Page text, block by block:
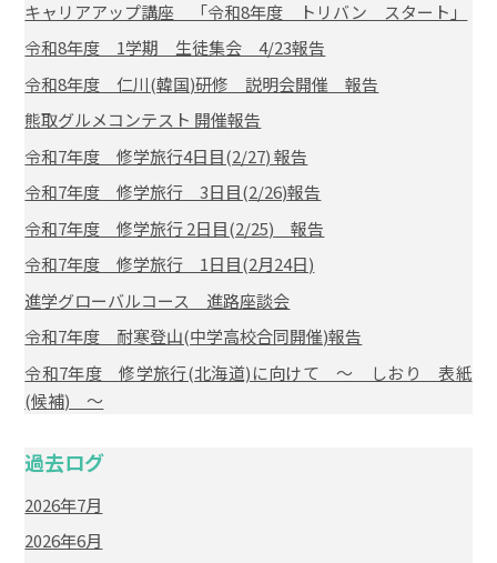
キャリアアップ講座 「令和8年度 トリバン スタート」
令和8年度 1学期 生徒集会 4/23報告
令和8年度 仁川(韓国)研修 説明会開催 報告
熊取グルメコンテスト 開催報告
令和7年度 修学旅行4日目(2/27) 報告
令和7年度 修学旅行 3日目(2/26)報告
令和7年度 修学旅行 2日目(2/25) 報告
令和7年度 修学旅行 1日目(2月24日)
進学グローバルコース 進路座談会
令和7年度 耐寒登山(中学高校合同開催)報告
令和7年度 修学旅行(北海道)に向けて ～ しおり 表紙
(候補) ～
過去ログ
2026年7月
2026年6月